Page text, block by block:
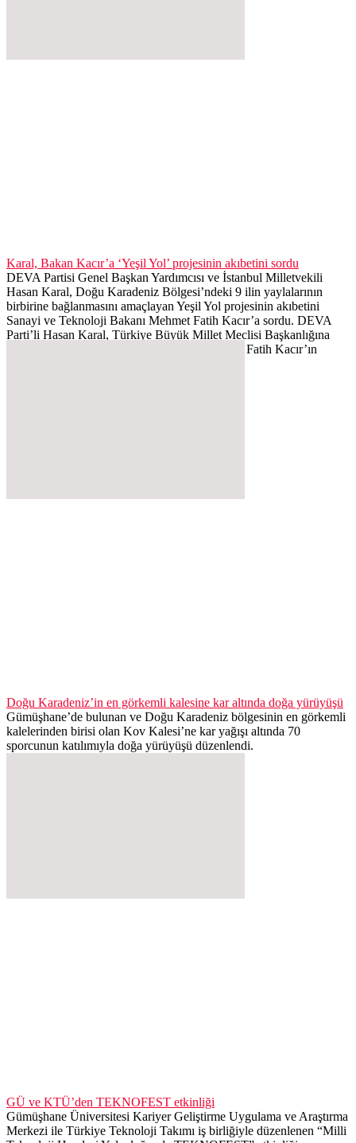
Karal, Bakan Kacır’a ‘Yeşil Yol’ projesinin akıbetini sordu
DEVA Partisi Genel Başkan Yardımcısı ve İstanbul Milletvekili
Hasan Karal, Doğu Karadeniz Bölgesi’ndeki 9 ilin yaylalarının
birbirine bağlanmasını amaçlayan Yeşil Yol projesinin akıbetini
Sanayi ve Teknoloji Bakanı Mehmet Fatih Kacır’a sordu. DEVA
Parti’li Hasan Karal, Türkiye Büyük Millet Meclisi Başkanlığına
(TBMM), Sanayi ve Teknoloji Bakanı Mehmet Fatih Kacır’ın
Doğu Karadeniz’in en görkemli kalesine kar altında doğa yürüyüşü
Gümüşhane’de bulunan ve Doğu Karadeniz bölgesinin en görkemli
kalelerinden birisi olan Kov Kalesi’ne kar yağışı altında 70
sporcunun katılımıyla doğa yürüyüşü düzenlendi.
GÜ ve KTÜ’den TEKNOFEST etkinliği
Gümüşhane Üniversitesi Kariyer Geliştirme Uygulama ve Araştırma
Merkezi ile Türkiye Teknoloji Takımı iş birliğiyle düzenlenen “Milli